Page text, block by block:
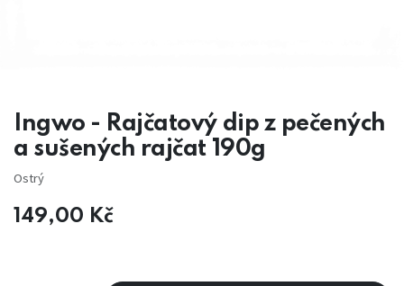
Ingwo - Rajčatový dip z pečených
a sušených rajčat 190g
Ostrý
149,00 Kč